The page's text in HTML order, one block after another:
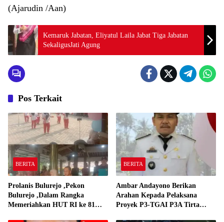
(Ajarudin /Aan)
Kemaruk Jabatan, Eliyatul Laila Jabat Tiga Jabatan
SekaligusJati Agung
Pos Terkait
BERITA
Prolanis Bulurejo ,Pekon
Bulurejo ,Dalam Rangka
Memeriahkan HUT RI ke 81
BERITA
Ambar Andayono Berikan
Arahan Kepada Pelaksana
Proyek P3-TGAI P3A Tirta